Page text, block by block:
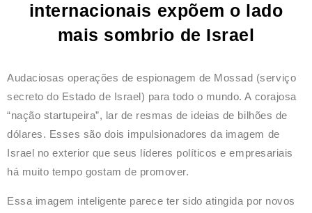
internacionais expõem o lado
mais sombrio de Israel
Audaciosas operações de espionagem de Mossad (serviço
secreto do Estado de Israel) para todo o mundo. A corajosa
“nação startupeira”, lar de resmas de ideias de bilhões de
dólares. Esses são dois impulsionadores da imagem de
Israel no exterior que seus líderes políticos e empresariais
há muito tempo gostam de promover.
Essa imagem inteligente parece ter sido atingida por novos